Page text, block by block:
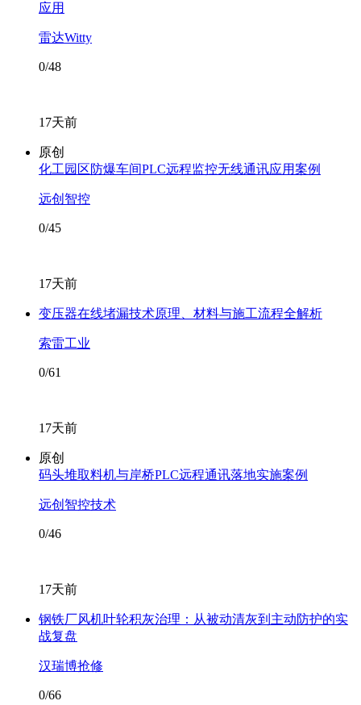
应用
雷达Witty
0/48
17天前
原创
化工园区防爆车间PLC远程监控无线通讯应用案例
远创智控
0/45
17天前
变压器在线堵漏技术原理、材料与施工流程全解析
索雷工业
0/61
17天前
原创
码头堆取料机与岸桥PLC远程通讯落地实施案例
远创智控技术
0/46
17天前
钢铁厂风机叶轮积灰治理：从被动清灰到主动防护的实
战复盘
汉瑞博抢修
0/66